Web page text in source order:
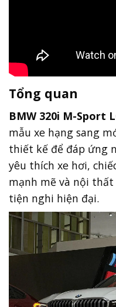
Tổng quan
BMW 320i M-Sport
mẫu xe hạng sang
thiết kế để đáp ứng
yêu thích xe hơi,
mạnh mẽ và nội
tiện nghi hiện đại.